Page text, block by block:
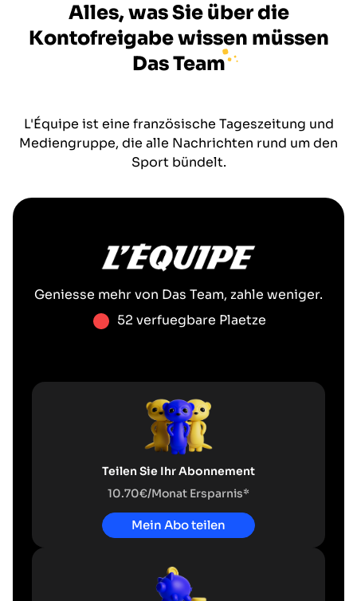
Alles, was Sie über die
Kontofreigabe wissen müssen
Das Team
L'Équipe ist eine französische Tageszeitung und
Mediengruppe, die alle Nachrichten rund um den
Sport bündelt.
Geniesse mehr von Das Team, zahle weniger.
52 verfuegbare Plaetze
Teilen Sie Ihr Abonnement
10.70€/Monat Ersparnis*
Mein Abo teilen